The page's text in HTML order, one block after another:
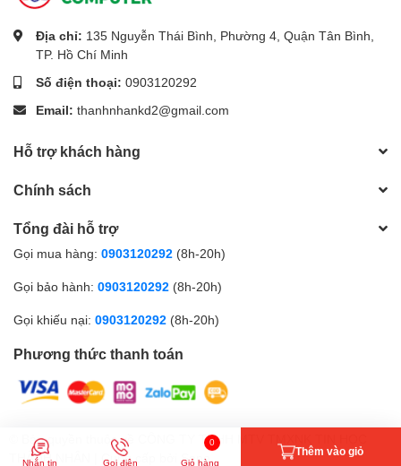
Địa chỉ: 135 Nguyễn Thái Bình, Phường 4, Quận Tân Bình,
TP. Hồ Chí Minh
Số điện thoại: 0903120292
Email: thanhnhankd2@gmail.com
Hỗ trợ khách hàng
Chính sách
Tổng đài hỗ trợ
Gọi mua hàng: 0903120292 (8h-20h)
Gọi bảo hành: 0903120292 (8h-20h)
Gọi khiếu nại: 0903120292 (8h-20h)
Phương thức thanh toán
© Bản quyền thuộc về
CÔNG TY TNHH MTV TMXNK TIN HỌC
THÀNH NHÂN
| Cung cấp bởi Sapo
Nhắn tin Gọi điện
0
Giỏ hàng
Thêm vào giỏ